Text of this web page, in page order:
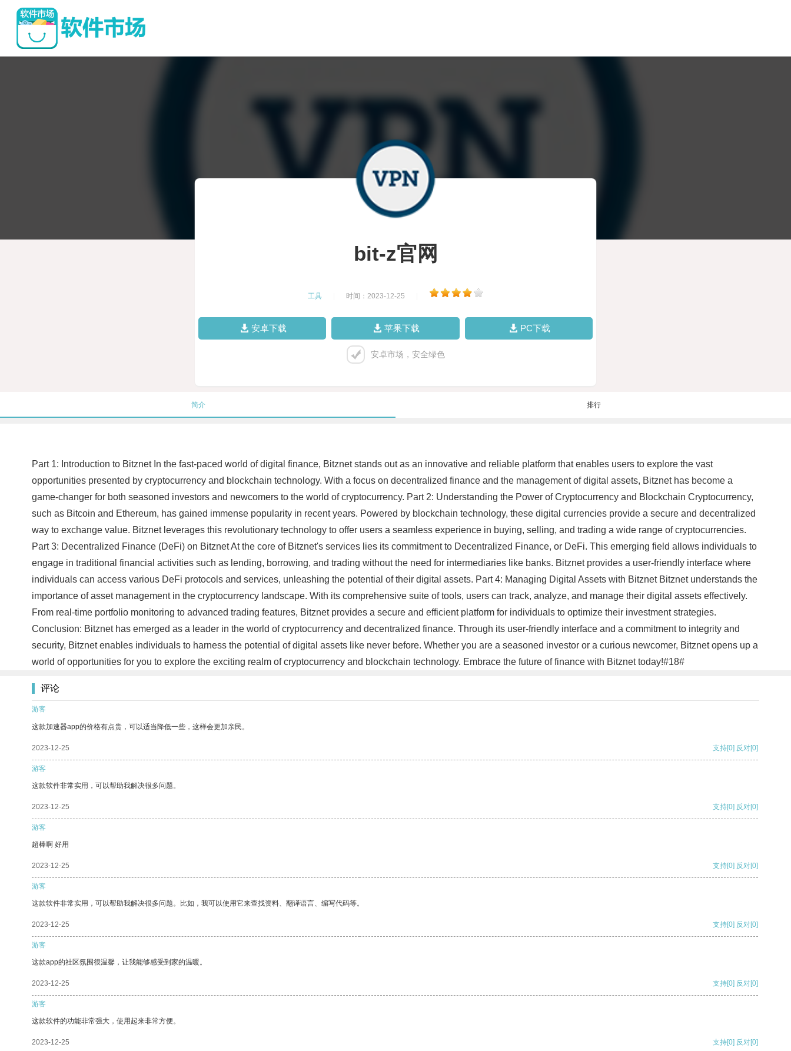
bit-z官网
工具 时间：2023-12-25
安卓下载 苹果下载 PC下载
安卓市场，安全绿色
简介 排行
Part 1: Introduction to Bitznet In the fast-paced world of digital finance, Bitznet stands out as an innovative and reliable platform that enables users to explore the vast
opportunities presented by cryptocurrency and blockchain technology. With a focus on decentralized finance and the management of digital assets, Bitznet has become a
game-changer for both seasoned investors and newcomers to the world of cryptocurrency. Part 2: Understanding the Power of Cryptocurrency and Blockchain Cryptocurrency,
such as Bitcoin and Ethereum, has gained immense popularity in recent years. Powered by blockchain technology, these digital currencies provide a secure and decentralized
way to exchange value. Bitznet leverages this revolutionary technology to offer users a seamless experience in buying, selling, and trading a wide range of cryptocurrencies.
Part 3: Decentralized Finance (DeFi) on Bitznet At the core of Bitznet's services lies its commitment to Decentralized Finance, or DeFi. This emerging field allows individuals to
engage in traditional financial activities such as lending, borrowing, and trading without the need for intermediaries like banks. Bitznet provides a user-friendly interface where
individuals can access various DeFi protocols and services, unleashing the potential of their digital assets. Part 4: Managing Digital Assets with Bitznet Bitznet understands the
importance of asset management in the cryptocurrency landscape. With its comprehensive suite of tools, users can track, analyze, and manage their digital assets effectively.
From real-time portfolio monitoring to advanced trading features, Bitznet provides a secure and efficient platform for individuals to optimize their investment strategies.
Conclusion: Bitznet has emerged as a leader in the world of cryptocurrency and decentralized finance. Through its user-friendly interface and a commitment to integrity and
security, Bitznet enables individuals to harness the potential of digital assets like never before. Whether you are a seasoned investor or a curious newcomer, Bitznet opens up a
world of opportunities for you to explore the exciting realm of cryptocurrency and blockchain technology. Embrace the future of finance with Bitznet today!#18#
评论
游客
这款加速器app的价格有点贵，可以适当降低一些，这样会更加亲民。
2023-12-25 支持[0] 反对[0]
游客
这款软件非常实用，可以帮助我解决很多问题。
2023-12-25 支持[0] 反对[0]
游客
超棒啊 好用
2023-12-25 支持[0] 反对[0]
游客
这款软件非常实用，可以帮助我解决很多问题。比如，我可以使用它来查找资料、翻译语言、编写代码等。
2023-12-25 支持[0] 反对[0]
游客
这款app的社区氛围很温馨，让我能够感受到家的温暖。
2023-12-25 支持[0] 反对[0]
游客
这款软件的功能非常强大，使用起来非常方便。
2023-12-25 支持[0] 反对[0]